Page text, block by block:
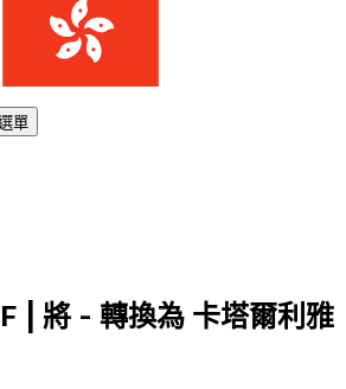
單
| 將 - 轉換為 卡塔爾利雅